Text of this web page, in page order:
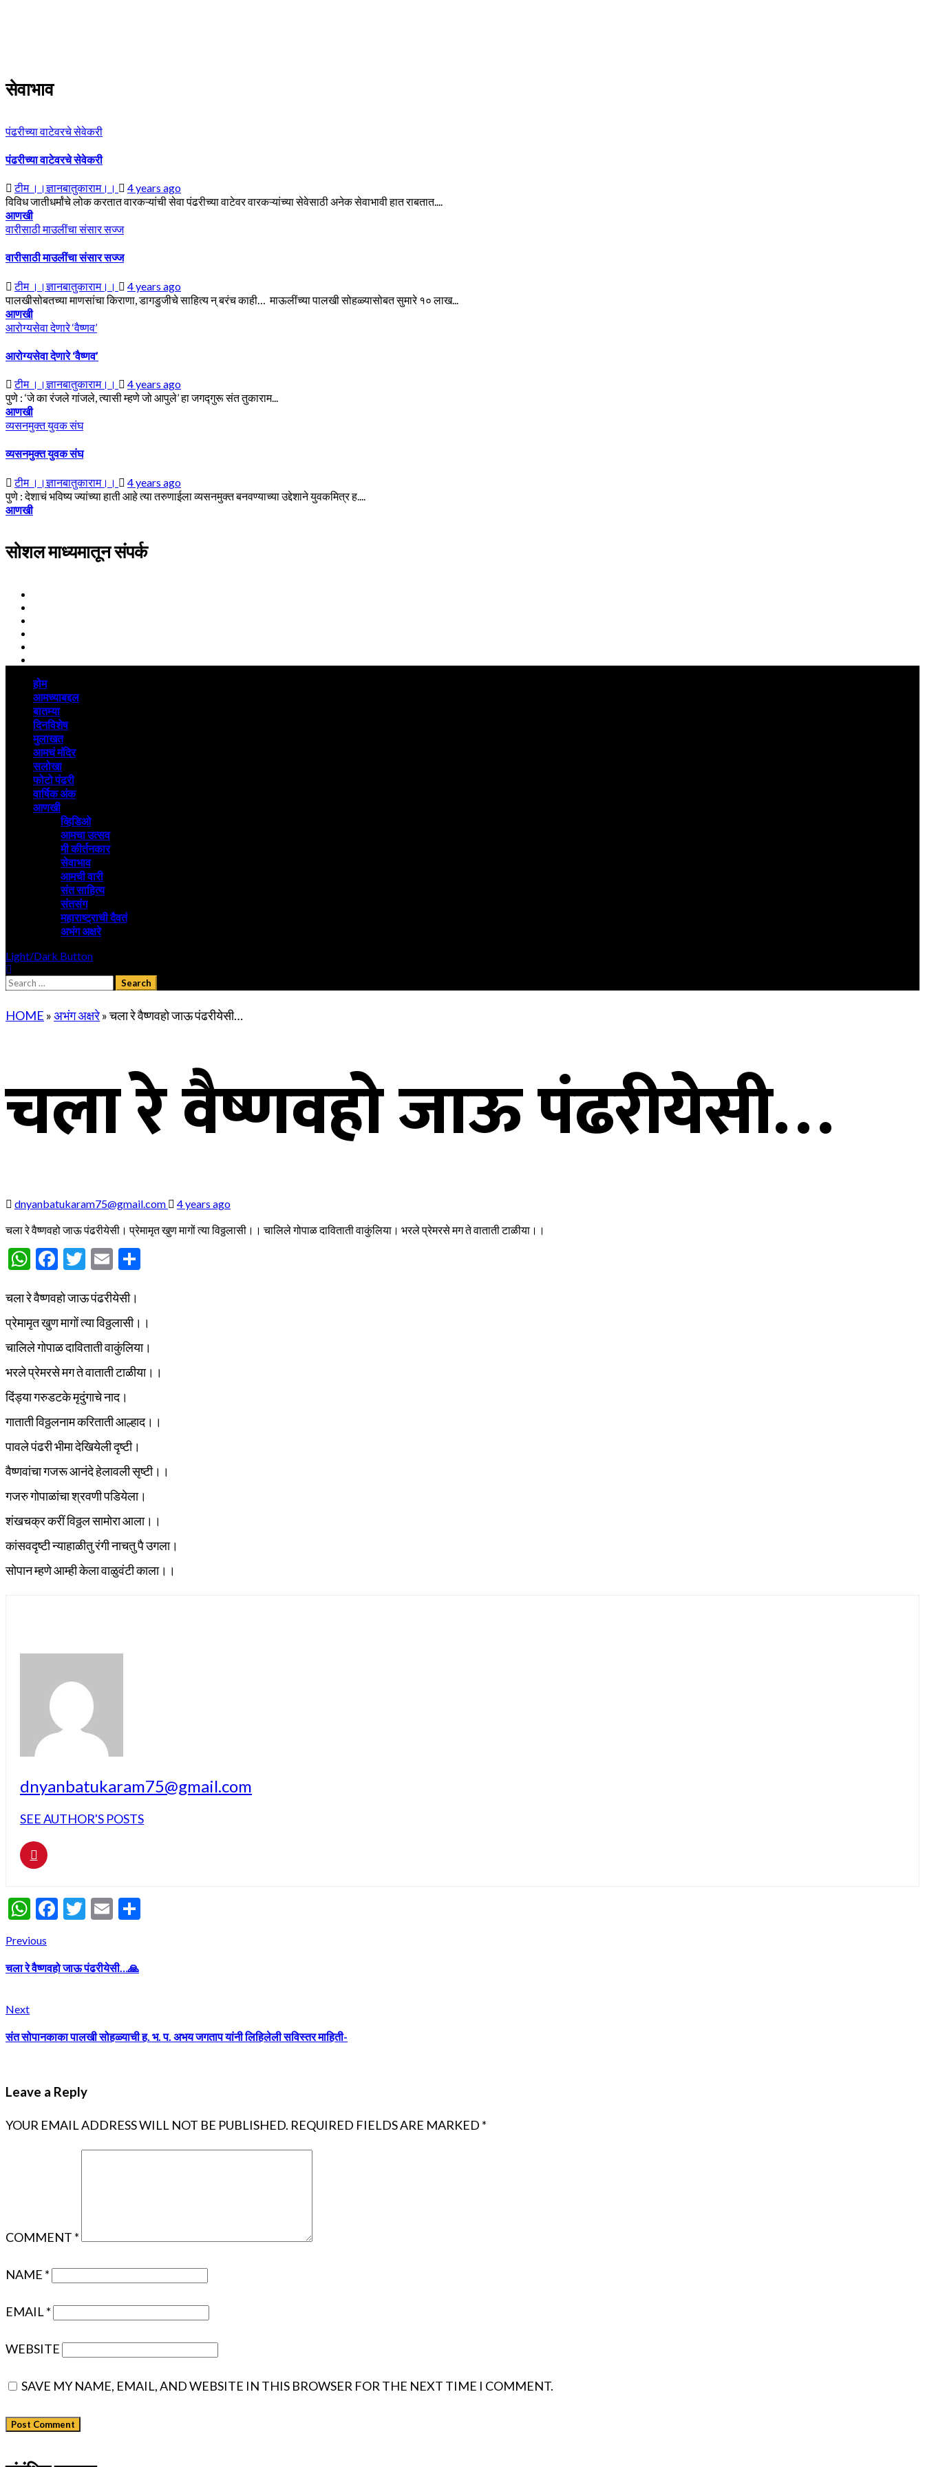
सेवाभाव
पंढरीच्या वाटेवरचे सेवेकरी
पंढरीच्या वाटेवरचे सेवेकरी
टीम ।।ज्ञानबातुकाराम।।
4 years ago
विविध जातीधर्मांचे लोक करतात वारकऱ्यांची सेवा पंढरीच्या वाटेवर वारकऱ्यांच्या सेवेसाठी अनेक सेवाभावी हात राबतात....
आणखी
वारीसाठी माउलींचा संसार सज्ज
वारीसाठी माउलींचा संसार सज्ज
टीम ।।ज्ञानबातुकाराम।।
4 years ago
पालखीसोबतच्या माणसांचा किराणा, डागडुजीचे साहित्य न् बरंच काही… माऊलींच्या पालखी सोहळ्यासोबत सुमारे १० लाख...
आणखी
आरोग्यसेवा देणारे ‘वैष्णव’
आरोग्यसेवा देणारे ‘वैष्णव’
टीम ।।ज्ञानबातुकाराम।।
4 years ago
पुणे : ‘जे का रंजले गांजले, त्यासी म्हणे जो आपुले’ हा जगद्गुरू संत तुकाराम...
आणखी
व्यसनमुक्त युवक संघ
व्यसनमुक्त युवक संघ
टीम ।।ज्ञानबातुकाराम।।
4 years ago
पुणे : देशाचं भविष्य ज्यांच्या हाती आहे त्या तरुणाईला व्यसनमुक्त बनवण्याच्या उद्देशाने युवकमित्र ह....
आणखी
सोशल माध्यमातून संपर्क
Primary
होम
आमच्याबद्दल
बातम्या
दिनविशेष
मुलाखत
आमचं मंदिर
सलोखा
फोटो पंढरी
वार्षिक अंक
आणखी
व्हिडिओ
आमचा उत्सव
मी कीर्तनकार
सेवाभाव
आमची वारी
संत साहित्य
संतसंग
महाराष्ट्राची दैवतं
अभंग अक्षरे
Light/Dark Button
Search
for:
HOME »अभंग अक्षरे»चला रे वैष्णवहो जाऊ पंढरीयेसी…
चला रे वैष्णवहो जाऊ पंढरीयेसी…
dnyanbatukaram75@gmail.com
4 years ago
चला रे वैष्णवहो जाऊ पंढरीयेसी। प्रेमामृत खुण मागों त्या विठ्ठलासी।। चालिले गोपाळ दाविताती वाकुंलिया। भरले प्रेमरसे मग ते वाताती टाळीया।।
WhatsApp
Facebook
Twitter
Email
चला रे वैष्णवहो जाऊ पंढरीयेसी।
प्रेमामृत खुण मागों त्या विठ्ठलासी।।
चालिले गोपाळ दाविताती वाकुंलिया।
भरले प्रेमरसे मग ते वाताती टाळीया।।
दिंड्या गरुडटके मृदुंगाचे नाद।
गाताती विठ्ठलनाम करिताती आल्हाद।।
पावले पंढरी भीमा देखियेली दृष्टी।
वैष्णवांचा गजरू आनंदे हेलावली सृष्टी।।
गजरु गोपाळांचा श्रवणी पडियेला।
शंखचक्र करीं विठ्ठल सामोरा आला।।
कांसवदृष्टी न्याहाळीतु रंगी नाचतु पै उगला।
सोपान म्हणे आम्ही केला वाळुवंटी काला।।
dnyanbatukaram75@gmail.com
SEE AUTHOR'S POSTS
WhatsApp
Facebook
Twitter
Email
Continue
Previous
चला रे वैष्णवहो जाऊ पंढरीयेसी…🙏
NextNext
संत सोपानकाका पालखी सोहळ्याची ह. भ. प. अभय जगताप यांनी लिहिलेली सविस्तर माहिती-
Leave a Reply
YOUR EMAIL ADDRESS WILL NOT BE PUBLISHED. REQUIRED FIELDS ARE MARKED *
COMMENT *
NAME *
EMAIL*
WEBSITE
SAVE MY NAME, EMAIL, AND WEBSITE IN THIS BROWSER FOR THE NEXT TIME I COMMENT.